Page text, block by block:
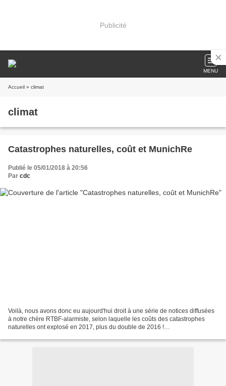
Publicité
MENU
Accueil » climat
climat
Catastrophes naturelles, coût et MunichRe
Publié le 05/01/2018 à 20:56
Par cdc
Voilà, nous avons donc eu aujourd'hui droit à une série de notices diffusées
à notre chère RTBF-alarmiste, selon laquelle les coûts des catastrophes
naturelles ont explosé en 2017, plus du double de 2016 !
Incontestable....